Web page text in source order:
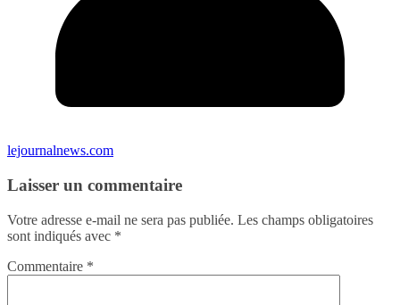
lejournalnews.com
Laisser un commentaire
Votre adresse e-mail ne sera pas publiée. Les champs obligatoires
sont indiqués avec *
Commentaire *